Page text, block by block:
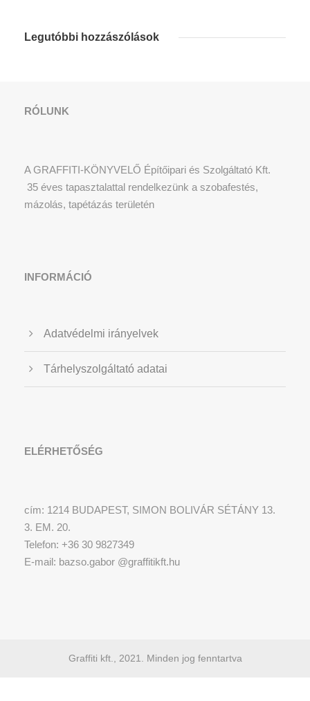
Legutóbbi hozzászólások
RÓLUNK
A GRAFFITI-KÖNYVELŐ Építőipari és Szolgáltató Kft.
35 éves tapasztalattal rendelkezünk a szobafestés,
mázolás, tapétázás területén
INFORMÁCIÓ
Adatvédelmi irányelvek
Tárhelyszolgáltató adatai
ELÉRHETŐSÉG
cím: 1214 BUDAPEST, SIMON BOLIVÁR SÉTÁNY 13.
3. EM. 20.
Telefon: +36 30 9827349
E-mail: bazso.gabor @graffitikft.hu
Graffiti kft., 2021. Minden jog fenntartva